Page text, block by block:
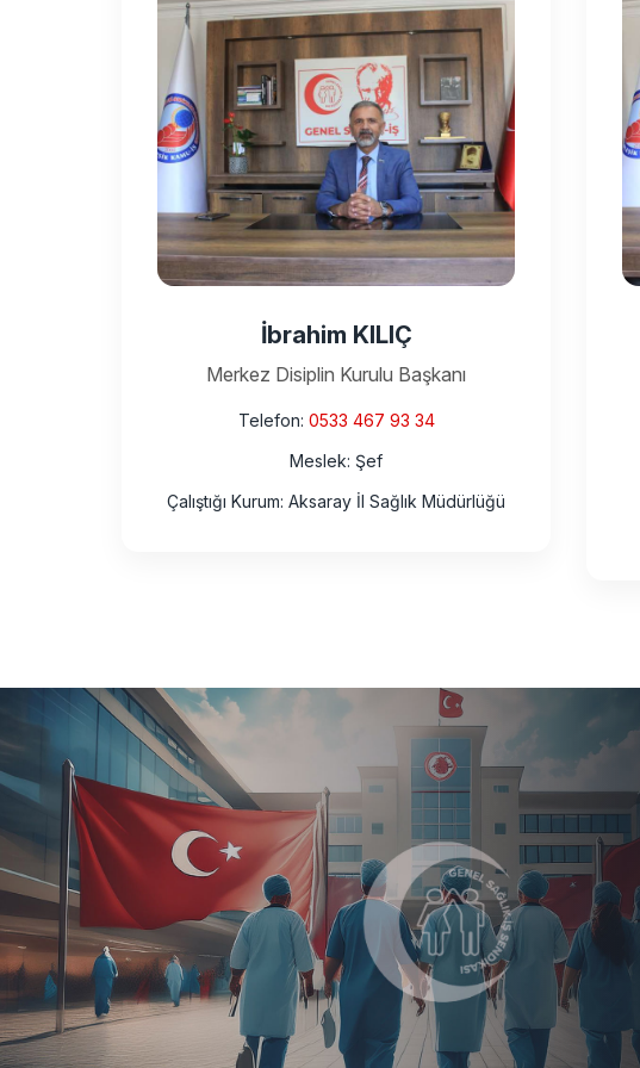
İbrahim KILIÇ
Merkez Disiplin Kurulu Başkanı
Telefon: 0533 467 93 34
Meslek: Şef
Çalıştığı Kurum: Aksaray İl Sağlık Müdürlüğü